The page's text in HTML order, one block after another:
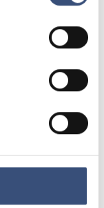
stijgt met
bij